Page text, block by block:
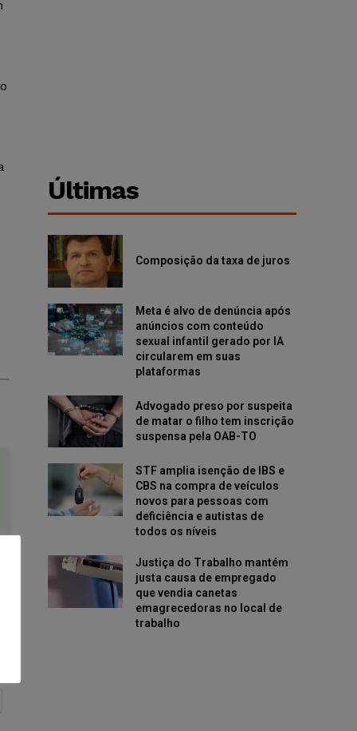
Últimas
Composição da taxa de juros
Meta é alvo de denúncia após
anúncios com conteúdo
sexual infantil gerado por IA
circularem em suas
plataformas
Advogado preso por suspeita
de matar o filho tem inscrição
suspensa pela OAB-TO
STF amplia isenção de IBS e
CBS na compra de veículos
novos para pessoas com
deficiência e autistas de
todos os níveis
Justiça do Trabalho mantém
justa causa de empregado
que vendia canetas
emagrecedoras no local de
trabalho